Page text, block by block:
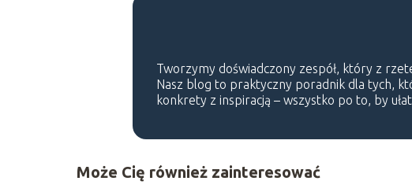
Tworzymy doświadczony zespół, który z
Nasz blog to praktyczny poradnik dla tych,
konkrety z inspiracją – wszystko po to, by
Może Cię również zainteresować